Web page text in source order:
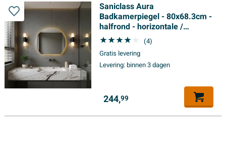
Saniclass Aura
Badkamerpiegel - 80x68.3cm -
halfrond - horizontale /
verticale - indirecte LED
verlichting -
spiegelverwarming - Infrarood
(4)
Gratis levering
Levering:binnen 3 dagen
244,99